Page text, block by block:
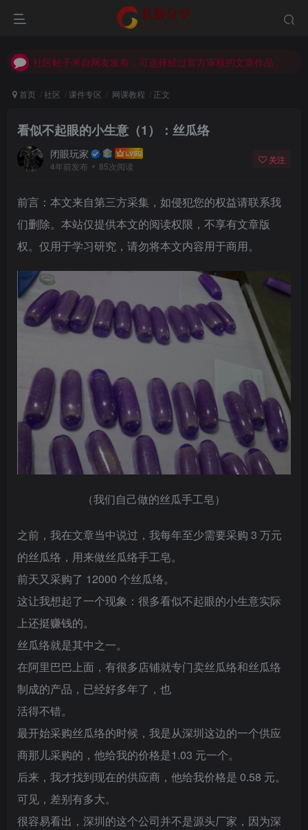
社区帖子来自网友发布，可选择经过官方审核的文章作品
社区帖子来自网友发布，可选择经过官方审核的文章作品
首页 社区 课件专区 网课教程 正文
看似不起眼的小生意（1）：丝瓜络
闭眼玩家
4年前发布 85次阅读
关注
前言：本文来自第三方采集，如侵犯您的权益请联系我
们删除。本站仅提供本文的阅读权限，不享有文章版
权。仅用于学习研究，请勿将本文内容用于商用。
（我们自己做的丝瓜手工皂）
之前，我在文章当中说过，我每年至少需要采购 3 万元
的丝瓜络，用来做丝瓜络手工皂。
前天又采购了 12000 个丝瓜络。
这让我想起了一个现象：很多看似不起眼的小生意实际
上还挺赚钱的。
丝瓜络就是其中之一。
在阿里巴巴上面，有很多店铺就专门卖丝瓜络和丝瓜络
制成的产品，已经好多年了，也
活得不错。
最开始采购丝瓜络的时候，我是从深圳这边的一个供应
商那儿采购的，他给我的价格是1.03 元一个。
后来，我才找到现在的供应商，他给我价格是 0.58 元。
可见，差别有多大。
很容易看出，深圳的这个公司并不是源头厂家，因为深
登录
没有账号？立即注册
登录密码
找回密码
登录
社交账号登录
QQ登录 微信登录
使用社交账号登录即表示同意用户协议 、隐私声明